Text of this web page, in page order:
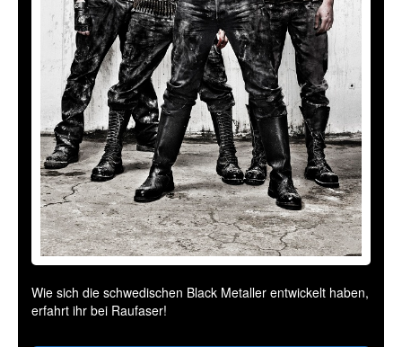
Wie sich die schwedischen Black Metaller entwickelt haben,
erfahrt ihr bei Raufaser!